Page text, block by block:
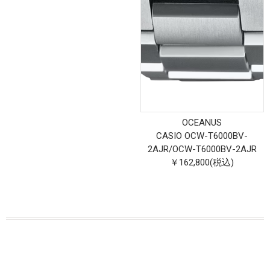
OCEANUS
CASIO OCW-T6000BV-
2AJR/OCW-T6000BV-2AJR
￥162,800(税込)